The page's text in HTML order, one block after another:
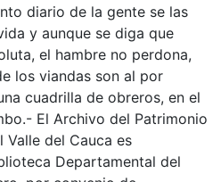
diario de la gente se las
y aunque se diga que
el hambre no perdona,
los viandas son al por
cuadrilla de obreros, en el
El Archivo del Patrimonio
del Cauca es
Departamental del